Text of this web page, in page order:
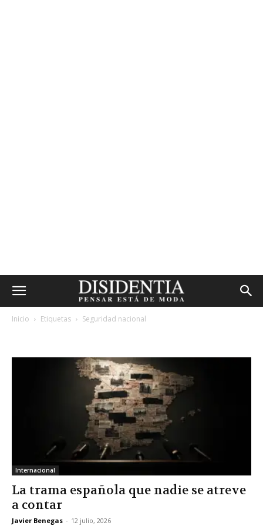
Inicio Etiquetas Seguridad nacional
Internacional
La trama española que nadie se atreve
a contar
Javier Benegas - 12 julio, 2026